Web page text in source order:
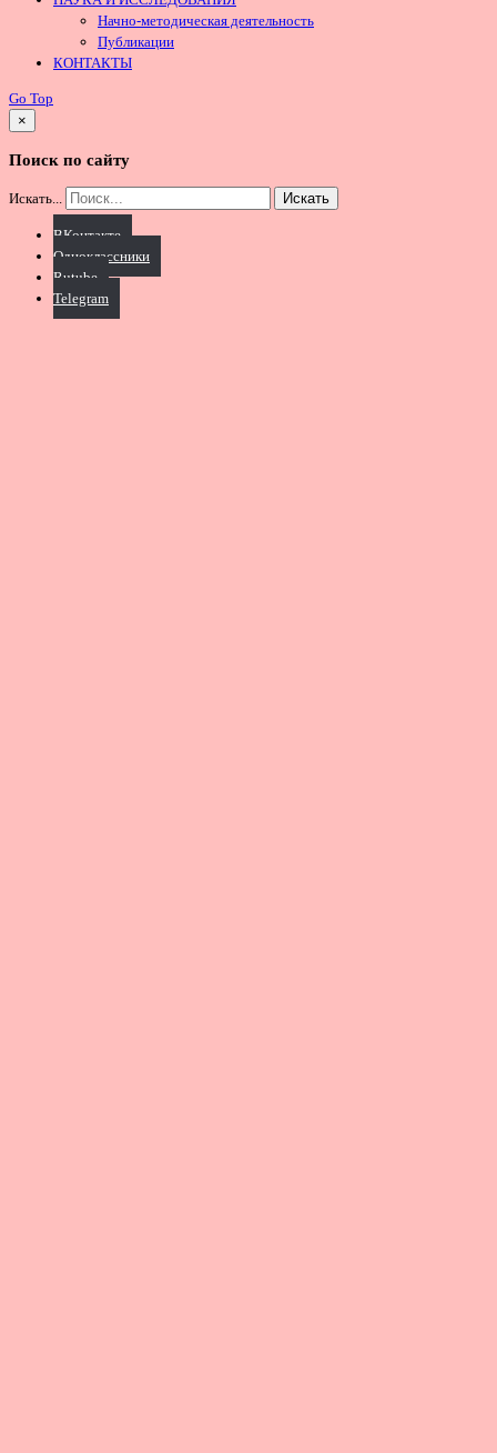
Начно-методическая деятельность
Публикации
КОНТАКТЫ
Go Top
×
Поиск по сайту
Искать... Искать
ВКонтакте
Одноклассники
Rutube
Telegram